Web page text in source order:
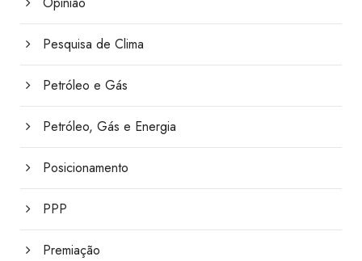
Pesquisa de Clima
Petróleo e Gás
Petróleo, Gás e Energia
Posicionamento
PPP
Premiação